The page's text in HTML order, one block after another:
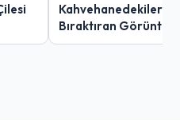
Kahvehanedekiler
Bıraktıran Görüntü!